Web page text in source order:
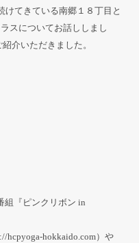
けてきている南郷１８丁目と
スについてお話ししまし
介いただきました。
組『ピンクリボン in
hcpyoga-hokkaido.com）や